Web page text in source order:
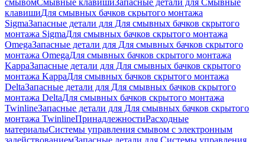
смывомСмывные клавишиЗапасные детали для Смывные
клавишиДля смывных бачков скрытого монтажа
SigmaЗапасные детали для Для смывных бачков скрытого
монтажа SigmaДля смывных бачков скрытого монтажа
OmegaЗапасные детали для Для смывных бачков скрытого
монтажа OmegaДля смывных бачков скрытого монтажа
KappaЗапасные детали для Для смывных бачков скрытого
монтажа KappaДля смывных бачков скрытого монтажа
DeltaЗапасные детали для Для смывных бачков скрытого
монтажа DeltaДля смывных бачков скрытого монтажа
TwinlineЗапасные детали для Для смывных бачков скрытого
монтажа TwinlineПринадлежностиРасходные
материалыСистемы управления смывом с электронным
задействованиемЗапасные детали для Системы управления